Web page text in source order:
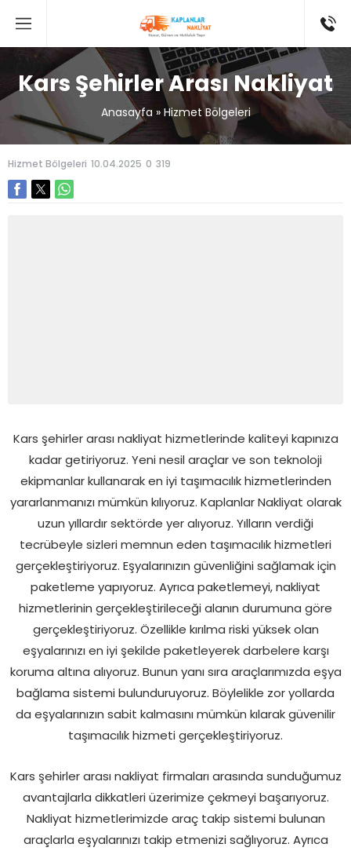
Kars Şehirler Arası Nakliyat
Anasayfa » Hizmet Bölgeleri
Hizmet Bölgeleri 10.04.2025 0 319
Kars şehirler arası nakliyat hizmetlerinde kaliteyi kapınıza
kadar getiriyoruz. Yeni nesil araçlar ve son teknoloji
ekipmanlar kullanarak en iyi taşımacılık hizmetlerinden
yararlanmanızı mümkün kılıyoruz. Kaplanlar Nakliyat olarak
uzun yıllardır sektörde yer alıyoruz. Yılların verdiği
tecrübeyle sizleri memnun eden taşımacılık hizmetleri
gerçekleştiriyoruz. Eşyalarınızın güvenliğini sağlamak için
paketleme yapıyoruz. Ayrıca paketlemeyi, nakliyat
hizmetlerinin gerçekleştirileceği alanın durumuna göre
gerçekleştiriyoruz. Özellikle kırılma riski yüksek olan
eşyalarınızı en iyi şekilde paketleyerek darbelere karşı
koruma altına alıyoruz. Bunun yanı sıra araçlarımızda eşya
bağlama sistemi bulunduruyoruz. Böylelikle zor yollarda
da eşyalarınızın sabit kalmasını mümkün kılarak güvenilir
taşımacılık hizmeti gerçekleştiriyoruz.
Kars şehirler arası nakliyat firmaları arasında sunduğumuz
avantajlarla dikkatleri üzerimize çekmeyi başarıyoruz.
Nakliyat hizmetlerimizde araç takip sistemi bulunan
araçlarla eşyalarınızı takip etmenizi sağlıyoruz. Ayrıca